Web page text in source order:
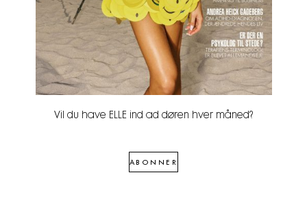
Vil du have ELLE ind ad døren hver måned?
ABONNER